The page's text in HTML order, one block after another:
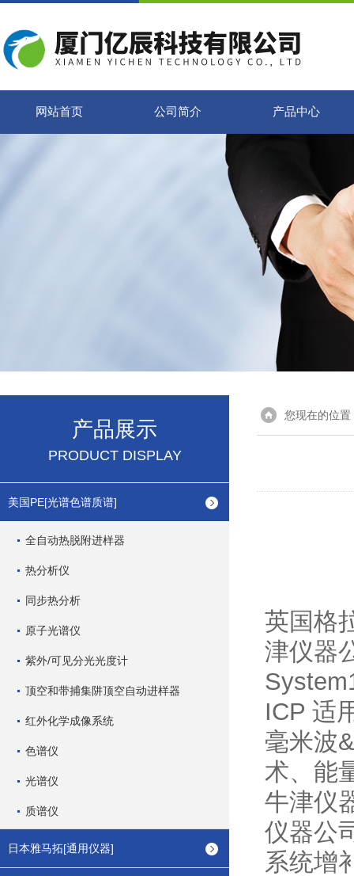
网站首页 公司简介 产品中心
产品展示
PRODUCT DISPLAY
美国PE[光谱色谱质谱]
全自动热脱附进样器
热分析仪
同步热分析
原子光谱仪
紫外/可见分光光度计
顶空和带捕集阱顶空自动进样器
红外化学成像系统
色谱仪
光谱仪
质谱仪
日本雅马拓[通用仪器]
您现在的位置
英国格
津仪器
ICP 适
毫米波
术、能
牛津仪
仪器公
系统增